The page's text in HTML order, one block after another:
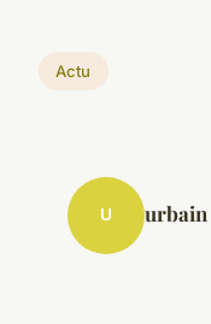
Actu
U urbain